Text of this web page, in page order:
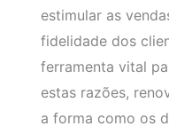
estimular as
fidelidade dos
ferramenta vital
estas razões,
a forma como os